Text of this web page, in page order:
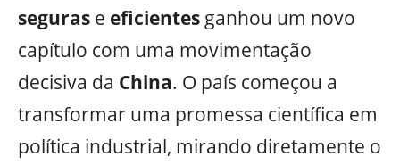
seguras e eficientes ganhou um novo
capítulo com uma movimentação
decisiva da China. O país começou a
transformar uma promessa científica em
política industrial, mirando diretamente o